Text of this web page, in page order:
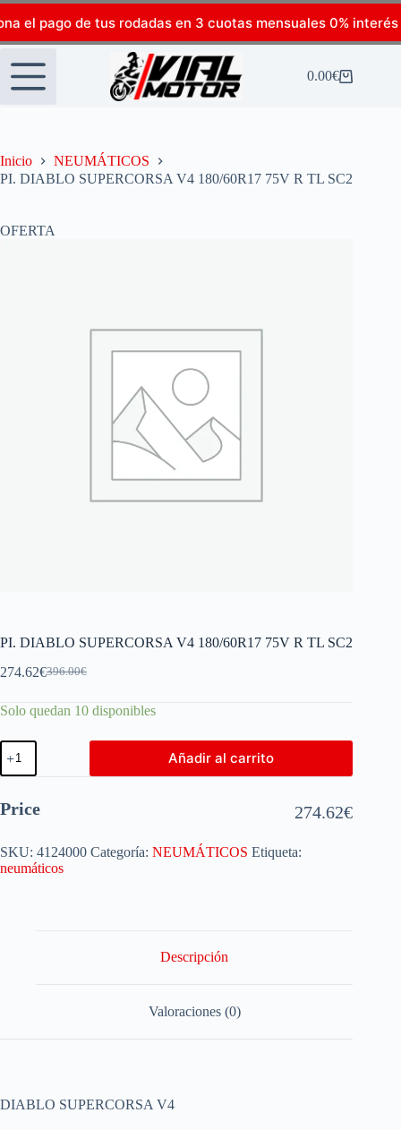
el pago de tus rodadas en 3 cuotas mensuales 0% interés
0.00€
Inicio
NEUMÁTICOS
PI. DIABLO SUPERCORSA V4 180/60R17 75V R TL SC2
OFERTA
PI. DIABLO SUPERCORSA V4 180/60R17 75V R TL SC2
396.00€
274.62€
Solo quedan 10 disponibles
Añadir al carrito
Price 274.62€
SKU: 4124000 Categoría: NEUMÁTICOS Etiqueta:
neumáticos
Descripción
Valoraciones (0)
DIABLO SUPERCORSA V4